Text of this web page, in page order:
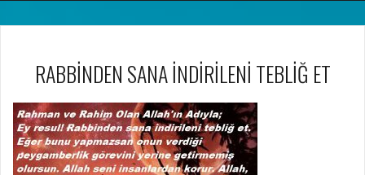
RABBİNDEN SANA İNDİRİLENİ TEBLİĞ ET